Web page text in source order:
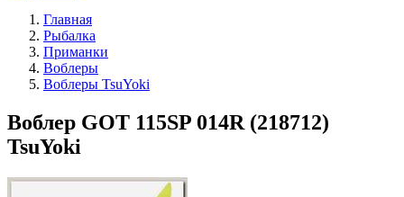
Главная
Рыбалка
Приманки
Воблеры
Воблеры TsuYoki
Воблер GOT 115SP 014R (218712)
TsuYoki